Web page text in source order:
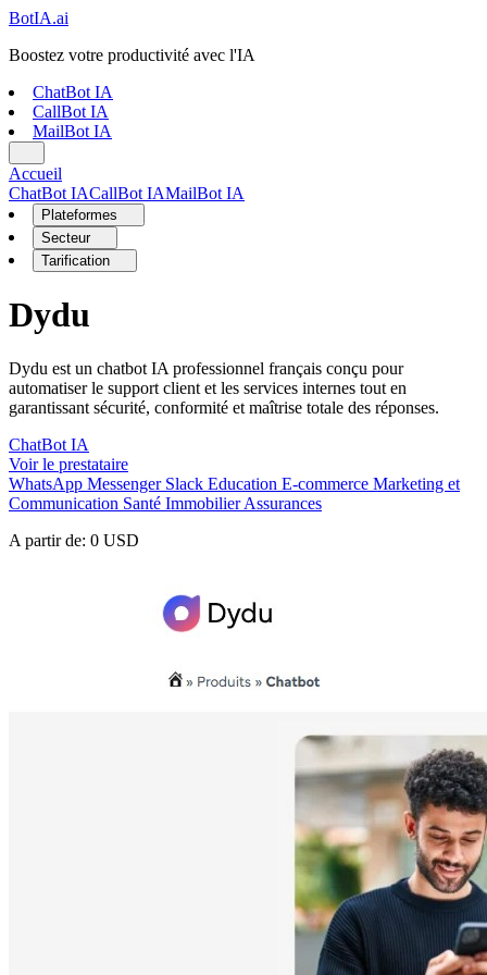
BotIA.ai
Boostez votre productivité avec l'IA
ChatBot IA
CallBot IA
MailBot IA
Accueil
ChatBot IACallBot IAMailBot IA
Plateformes
Secteur
Tarification
Dydu
Dydu est un chatbot IA professionnel français conçu pour
automatiser le support client et les services internes tout en
garantissant sécurité, conformité et maîtrise totale des réponses.
ChatBot IA
Voir le prestataire
WhatsApp Messenger Slack Education E-commerce Marketing et
Communication Santé Immobilier Assurances
A partir de: 0 USD